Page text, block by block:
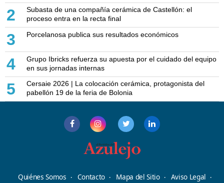
2
Subasta de una compañía cerámica de Castellón: el
proceso entra en la recta final
3 Porcelanosa publica sus resultados económicos
4
Grupo Ibricks refuerza su apuesta por el cuidado del equipo
en sus jornadas internas
5
Cersaie 2026 | La colocación cerámica, protagonista del
pabellón 19 de la feria de Bolonia
Quiénes Somos Contacto Mapa del Sitio
Aviso Legal